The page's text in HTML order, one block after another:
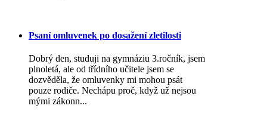
Psaní omluvenek po dosažení zletilosti
Dobrý den, studuji na gymnáziu 3.ročník, jsem
plnoletá, ale od třídního učitele jsem se
dozvěděla, že omluvenky mi mohou psát
pouze rodiče. Nechápu proč, když už nejsou
mými zákonn...